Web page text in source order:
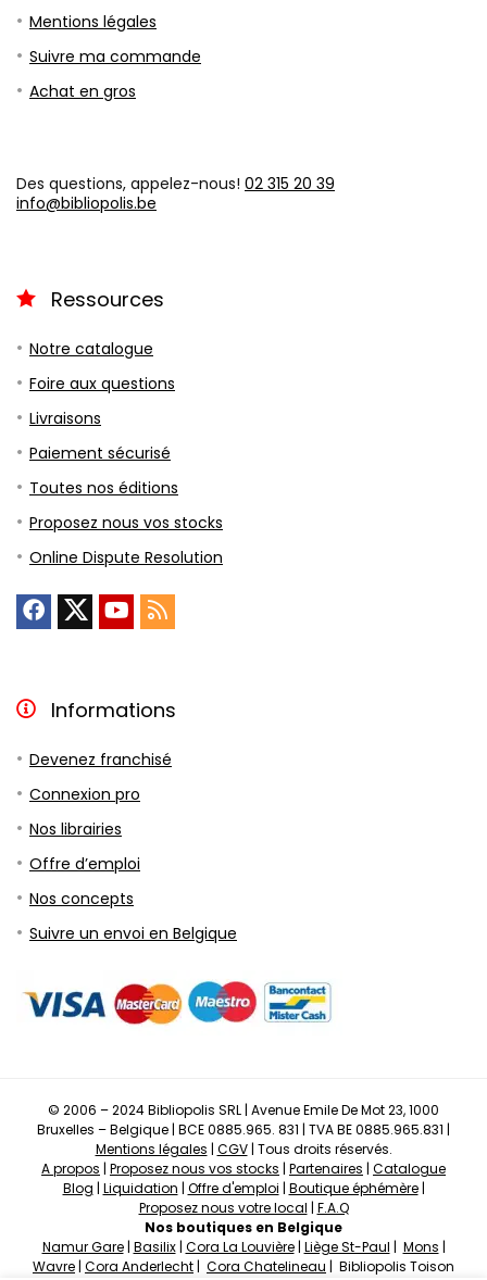
Mentions légales
Suivre ma commande
Achat en gros
Des questions, appelez-nous! 02 315 20 39
info@bibliopolis.be
Ressources
Notre catalogue
Foire aux questions
Livraisons
Paiement sécurisé
Toutes nos éditions
Proposez nous vos stocks
Online Dispute Resolution
Informations
Devenez franchisé
Connexion pro
Nos librairies
Offre d’emploi
Nos concepts
Suivre un envoi en Belgique
© 2006 – 2024 Bibliopolis SRL | Avenue Emile De Mot 23, 1000
Bruxelles – Belgique | BCE 0885.965. 831 | TVA BE 0885.965.831 |
Mentions légales | CGV| Tous droits réservés.
A propos | Proposez nous vos stocks | Partenaires | Catalogue
Blog | Liquidation | Offre d'emploi | Boutique éphémère|
Proposez nous votre local | F.A.Q
Nos boutiques en Belgique
Namur Gare| Basilix| Cora La Louvière| Liège St-Paul | Mons |
Wavre | Cora Anderlecht | Cora Chatelineau | Bibliopolis Toison